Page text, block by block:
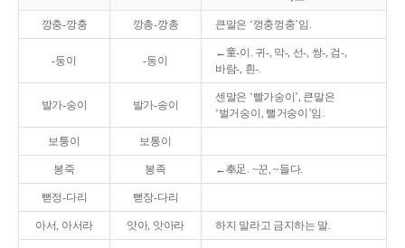
깡충-깡충 깡총-깡총 큰말은 ‘껑충껑충’임.
-둥이 -동이
←童-이. 귀-, 막-, 선-, 쌍-, 검-,
바람-, 흰-.
발가-숭이 발가-송이
센말은 ‘빨가숭이’, 큰말은
‘벌거숭이, 뻘거숭이’임.
보퉁이 보통이
봉죽 봉족 ←奉足. ~꾼, ~들다.
뻗정-다리 뻗장-다리
아서, 아서라 앗아, 앗아라 하지 말라고 금지하는 말.